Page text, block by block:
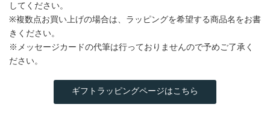
してください。
※複数点お買い上げの場合は、ラッピングを希望する商品名をお書
きください。
※メッセージカードの代筆は行っておりませんので予めご了承く
ださい。
ギフトラッピングページはこちら